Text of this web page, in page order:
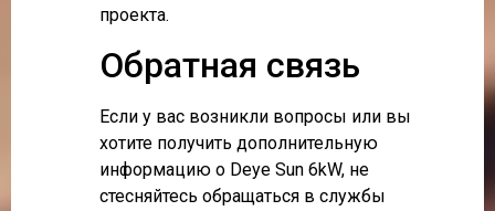
проекта.
Обратная связь
Если у вас возникли вопросы или вы
хотите получить дополнительную
информацию о Deye Sun 6kW, не
стесняйтесь обращаться в службы